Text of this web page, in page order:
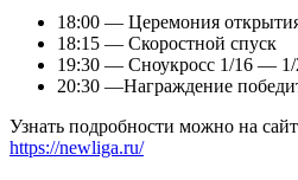
18:00 — Церемония
18:15 — Скоростной спуск
19:30 — Сноукросс 1/16 —
20:30 —Награждение
Узнать подробности можно на
https://newliga.ru/